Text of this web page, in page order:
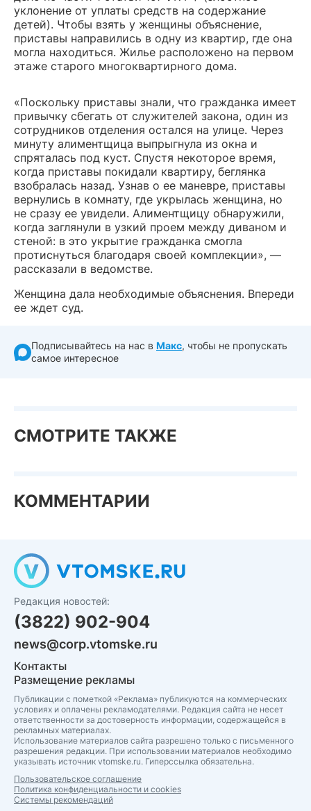
уклонение от уплаты средств на содержание
детей). Чтобы взять у женщины объяснение,
приставы направились в одну из квартир, где она
могла находиться. Жилье расположено на первом
этаже старого многоквартирного дома.
«Поскольку приставы знали, что гражданка имеет
привычку сбегать от служителей закона, один из
сотрудников отделения остался на улице. Через
минуту алиментщица выпрыгнула из окна и
спряталась под куст. Спустя некоторое время,
когда приставы покидали квартиру, беглянка
взобралась назад. Узнав о ее маневре, приставы
вернулись в комнату, где укрылась женщина, но
не сразу ее увидели. Алиментщицу обнаружили,
когда заглянули в узкий проем между диваном и
стеной: в это укрытие гражданка смогла
протиснуться благодаря своей комплекции», —
рассказали в ведомстве.
Женщина дала необходимые объяснения. Впереди
ее ждет суд.
Подписывайтесь на нас в Макс, чтобы не пропускать
самое интересное
СМОТРИТЕ ТАКЖЕ
КОММЕНТАРИИ
Редакция новостей:
(3822) 902-904
news@corp.vtomske.ru
Контакты
Размещение рекламы
Публикации с пометкой «Реклама» публикуются на коммерческих
условиях и оплачены рекламодателями. Редакция сайта не несет
ответственности за достоверность информации, содержащейся в
рекламных материалах.
Использование материалов сайта разрешено только с письменного
разрешения редакции. При использовании материалов необходимо
указывать источник vtomske.ru. Гиперссылка обязательна.
Пользовательское соглашение
Политика конфиденциальности и cookies
Системы рекомендаций